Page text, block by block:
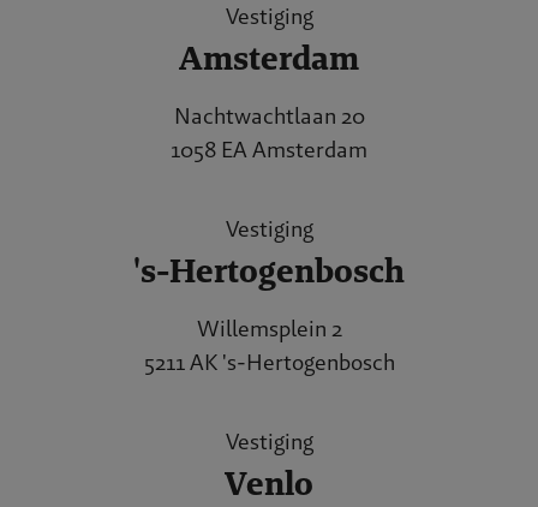
Vestiging
Amsterdam
Nachtwachtlaan 20
1058 EA Amsterdam
Vestiging
's-Hertogenbosch
Willemsplein 2
5211 AK 's-Hertogenbosch
Vestiging
Venlo